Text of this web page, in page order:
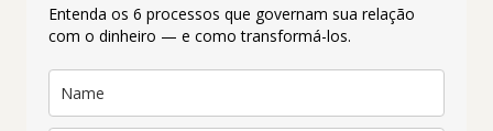
Entenda os 6 processos que governam sua relação
com o dinheiro — e como transformá-los.